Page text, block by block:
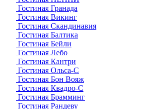
Гостиная Гранада
Гостиная Викинг
Гостиная Скандинавия
Гостиная Балтика
Гостиная Бейли
Гостиная Лебо
Гостиная Кантри
Гостиная Ольса-С
Гостиная Бон Вояж
Гостиная Квадро-С
Гостиная Брамминг
Гостиная Рандеву